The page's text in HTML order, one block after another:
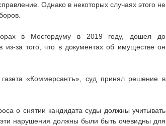
Однако в некоторых случаях этого не
в Мосгордуму в 2019 году, дошел до
из-за того, что в документах об имуществе он
газета «Коммерсантъ», суд принял решение в
о снятии кандидата суды должны учитывать
нарушения должны были быть очевидны для